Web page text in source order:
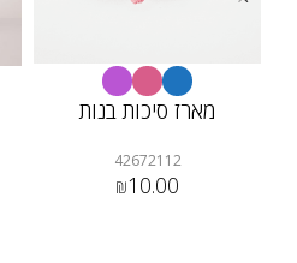
מארז סיכות בנות
42672112
₪10.00